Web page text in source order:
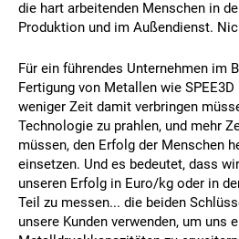
die hart arbeitenden Menschen in
Produktion und im Außendienst.
Für ein führendes Unternehmen im
Fertigung von Metallen wie
weniger Zeit damit verbringen
Technologie zu prahlen, und mehr
müssen, den Erfolg der Menschen
einsetzen. Und es bedeutet, dass
unseren Erfolg in Euro/kg oder in
Teil zu messen... die beiden
unsere Kunden verwenden, um uns